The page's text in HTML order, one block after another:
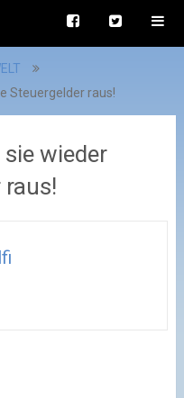
Steuergelder raus!
wieder
raus!